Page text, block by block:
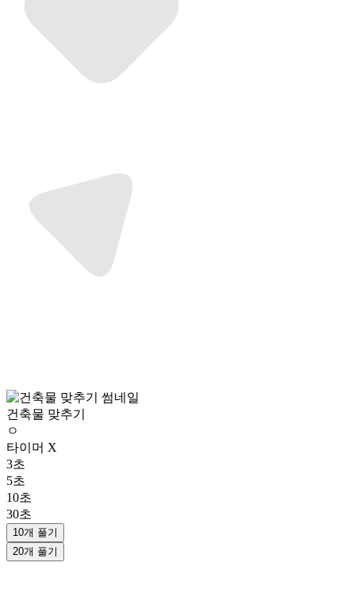
건축물 맞추기
ㅇ
타이머 X
3초
5초
10초
30초
10개 풀기
20개 풀기